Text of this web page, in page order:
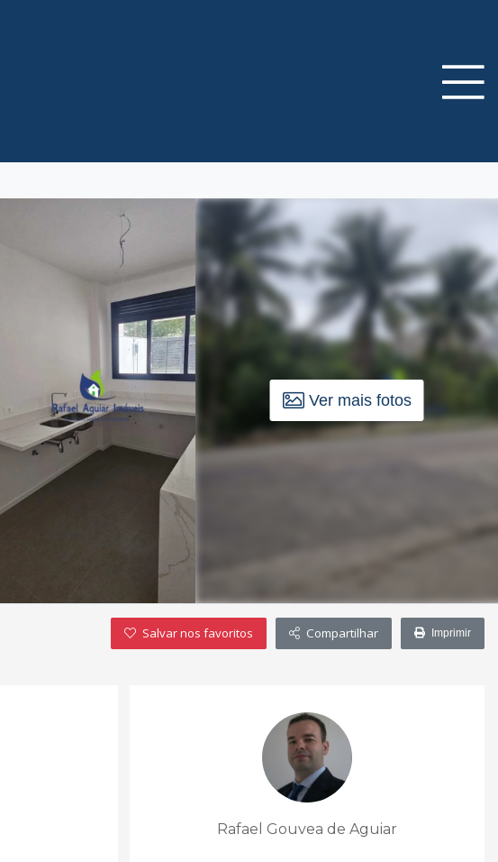
Ver mais fotos
Salvar nos favoritos Compartilhar Imprimir
Rafael Gouvea de Aguiar